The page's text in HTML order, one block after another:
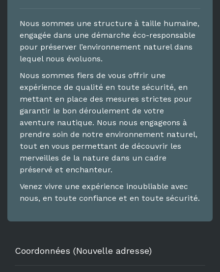
Nous sommes une structure à taille humaine,
engagée dans une démarche éco-responsable
pour préserver l’environnement naturel dans
lequel nous évoluons.
Nous sommes fiers de vous offrir une
expérience de qualité en toute sécurité, en
mettant en place des mesures strictes pour
garantir le bon déroulement de votre
aventure nautique. Nous nous engageons à
prendre soin de notre environnement naturel,
tout en vous permettant de découvrir les
merveilles de la nature dans un cadre
préservé et enchanteur.
Venez vivre une expérience inoubliable avec
nous, en toute confiance et en toute sécurité.
Coordonnées (Nouvelle adresse)